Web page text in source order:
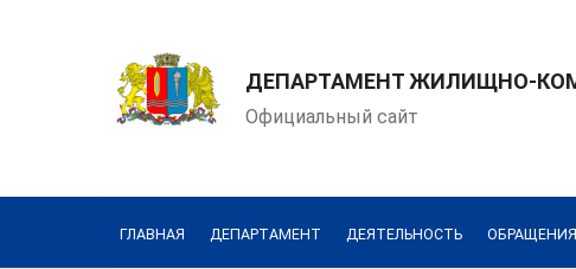
ДЕПАРТАМЕНТ ЖИЛИЩНО-
Официальный сайт
ГЛАВНАЯ ДЕПАРТАМЕНТ ДЕЯТЕЛЬНОСТЬ ОБРАЩЕНИЯ